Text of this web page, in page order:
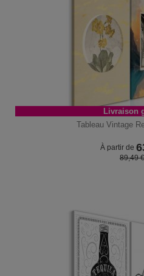
Livraison
Tableau Vintage
À partir de
89,49